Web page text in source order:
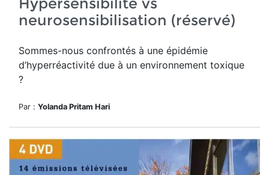
neurosensibilisation (réservé)
Sommes-nous confrontés à une épidémie
d’hyperréactivité due à un environnement toxique
?
Par : Yolanda Pritam Hari